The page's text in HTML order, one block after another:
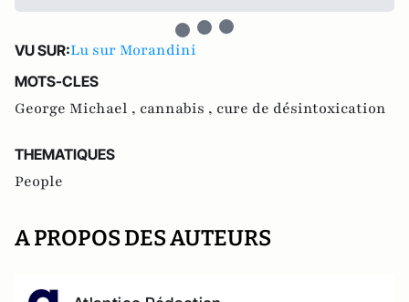
VU SUR:Lu sur Morandini
MOTS-CLES
George Michael , cannabis , cure de désintoxication
THEMATIQUES
People
A PROPOS DES AUTEURS